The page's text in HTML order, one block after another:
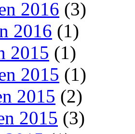
2016 (3)
2016 (1)
2015 (1)
2015 (1)
2015 (2)
2015 (3)